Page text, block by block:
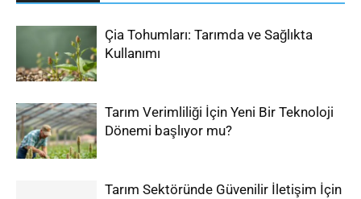
Çia Tohumları: Tarımda ve Sağlıkta
Kullanımı
Tarım Verimliliği İçin Yeni Bir Teknoloji
Dönemi başlıyor mu?
Tarım Sektöründe Güvenilir İletişim İçin